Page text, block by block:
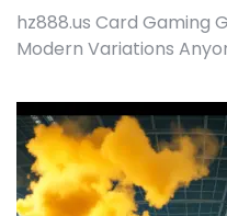
hz888.us Card Gaming
Modern Variations